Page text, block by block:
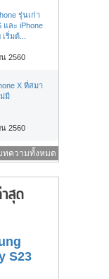
รุ่นเก่า
และ iPhone
ริ่มต้...
2560
X ที่สมา
มี
2560
ทความทั้งหมด
S23